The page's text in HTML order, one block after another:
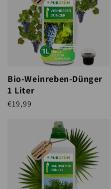
Bio-Weinreben-Dünger
1 Liter
Normaler Preis
€19,99